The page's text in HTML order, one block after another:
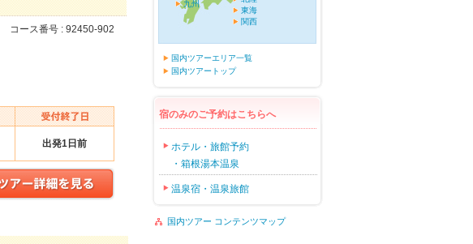
コース番号 : 92450-902
出発1日前
東海
関西
九州
国内ツアーエリア一覧
国内ツアートップ
宿のみのご予約はこちらへ
ホテル・旅館予約
・箱根湯本温泉
温泉宿・温泉旅館
国内ツアー コンテンツマップ